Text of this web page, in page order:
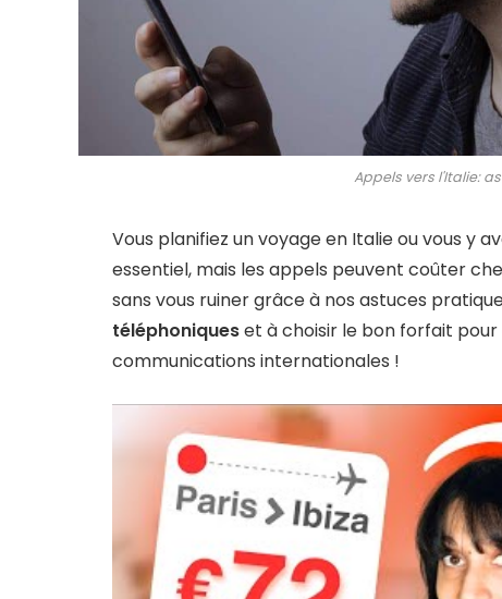
Appels vers l'Italie:
Vous planifiez un voyage en Italie ou vous y
essentiel, mais les appels peuvent coûter
sans vous ruiner grâce à nos astuces
téléphoniqueset à choisir le bon forfait pour
communications internationales !